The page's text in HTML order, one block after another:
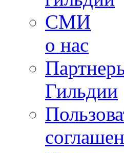
СМИ
о нас
Гильдии